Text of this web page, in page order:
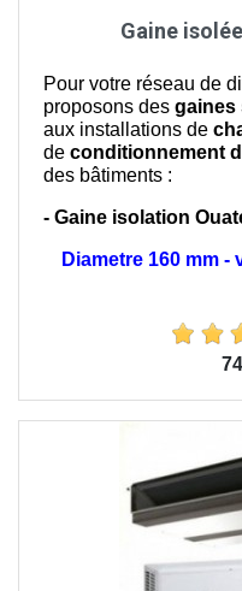
Gaine
Pour votre réseau de
proposons des gaines
aux installations de
de conditionnement
des bâtiments :
- Gaine isolation
Diametre 160 mm